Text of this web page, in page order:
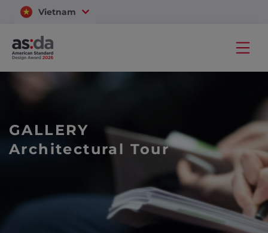
Vietnam
Thailand
GALLERY
Architectural Tour